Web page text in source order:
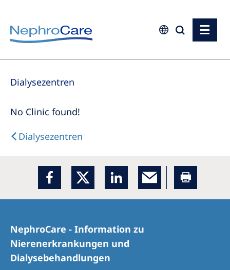
Europe
Czech Republic
Israel
Netherlands
Poland
Romania
Russia
Dialysezentren
No Clinic found!
Dialysezentren
NephroCare - Information zu
Nierenerkrankungen und
Dialysebehandlungen